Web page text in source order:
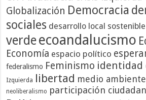
Globalización Democracia
sociales desarrollo local sostenible
verdeecoandalucismo
Economía espacio político
federalismo Feminismo identidad
Izquierda libertad medio ambiente
neoliberalismo participación